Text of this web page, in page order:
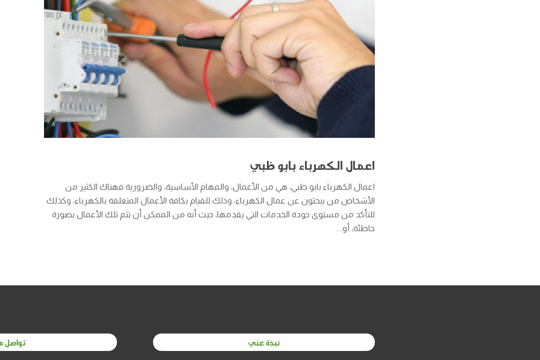
اعمال الكهرباء بابو ظبي
اعمال الكهرباء بابو ظبي، هي من الأعمال، والمهام الأساسية، والضرورية فهناك الكثير من
الأشخاص من يبحثون عن عمال الكهرباء، وذلك للقيام بكافة الأعمال المتعلقة بالكهرباء، وكذلك
للتأكد من مستوى جودة الخدمات التي يقدمها، حيث أنه من الممكن أن تتم تلك الأعمال بصورة
خاطئة، أو...
نبذة عني تواصل